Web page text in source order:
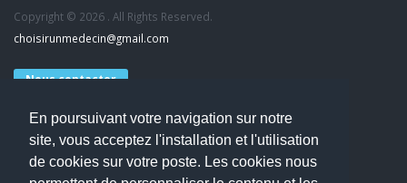
En poursuivant votre navigation sur notre
site, vous acceptez l'installation et l'utilisation
de cookies sur votre poste. Les cookies nous
Copyright © 2026 . All Rights Reserved.
choisirunmedecin@gmail.com
Nous contacter
Accueil
Blog
Mon compte